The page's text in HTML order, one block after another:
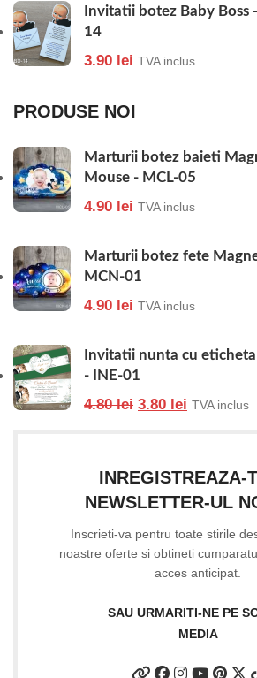
Invitatii botez Baby Boss
14
3.90 lei TVA inclus
PRODUSE NOI
Marturii botez baieti
Mouse - MCL-05
4.90 lei TVA inclus
Marturii botez fete
MCN-01
4.90 lei TVA inclus
Invitatii nunta cu
- INE-01
4.80lei 3.80 lei TVA inclus
INREGISTREAZA-
NEWSLETTER-UL
Inscrieti-va pentru toate stirile
noastre oferte si obtineti
acces anticipat.
SAU URMARITI-NE PE
MEDIA